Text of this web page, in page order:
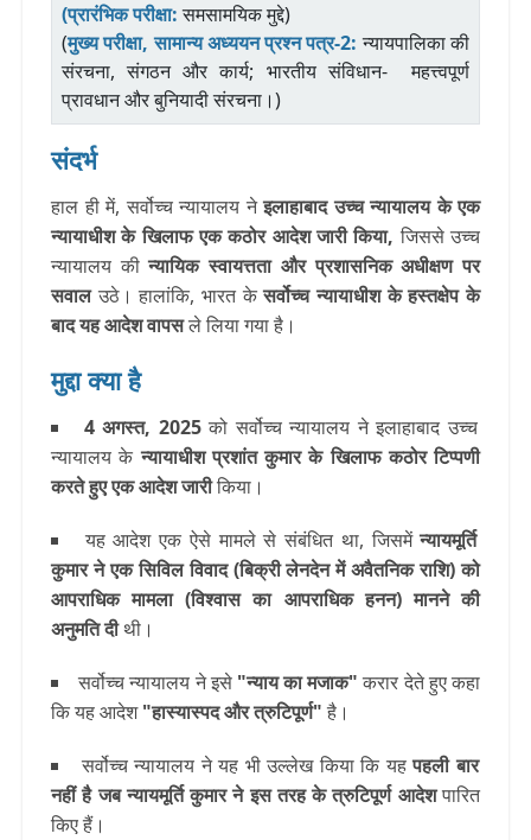
(प्रारंभिक परीक्षा:समसामयिक मुद्दे)
(मुख्य परीक्षा, सामान्य अध्ययन प्रश्न पत्र-2:न्यायपालिका की
संरचना, संगठन और कार्य; भारतीय संविधान- महत्त्वपूर्ण
प्रावधान और बुनियादी संरचना।)
संदर्भ
हाल ही में, सर्वोच्च न्यायालय नेइलाहाबाद उच्च न्यायालय के एक
न्यायाधीश के खिलाफ एक कठोर आदेश जारी किया, जिससे उच्च
न्यायालय कीन्यायिक स्वायत्तता और प्रशासनिक अधीक्षण पर
सवालउठे। हालांकि, भारत केसर्वोच्च न्यायाधीश के हस्तक्षेप के
बाद यह आदेश वापसले लिया गया है।
मुद्दा क्या है
4 अगस्त, 2025को सर्वोच्च न्यायालय ने इलाहाबाद उच्च
न्यायालय केन्यायाधीश प्रशांत कुमार के खिलाफ कठोर टिप्पणी
करते हुए एक आदेश जारीकिया।
यह आदेश एक ऐसे मामले से संबंधित था, जिसमेंन्यायमूर्ति
कुमार ने एक सिविल विवाद (बिक्री लेनदेन में अवैतनिक राशि) को
आपराधिक मामला (विश्वास का आपराधिक हनन) मानने की
अनुमति दीथी।
सर्वोच्च न्यायालय ने इसे "न्याय का मजाक" करार देते हुए कहा
कि यह आदेश"हास्यास्पद और त्रुटिपूर्ण" है।
सर्वोच्च न्यायालय ने यह भी उल्लेख किया कि यहपहली बार
नहीं है जब न्यायमूर्ति कुमार ने इस तरह के त्रुटिपूर्ण आदेशपारित
किए हैं।